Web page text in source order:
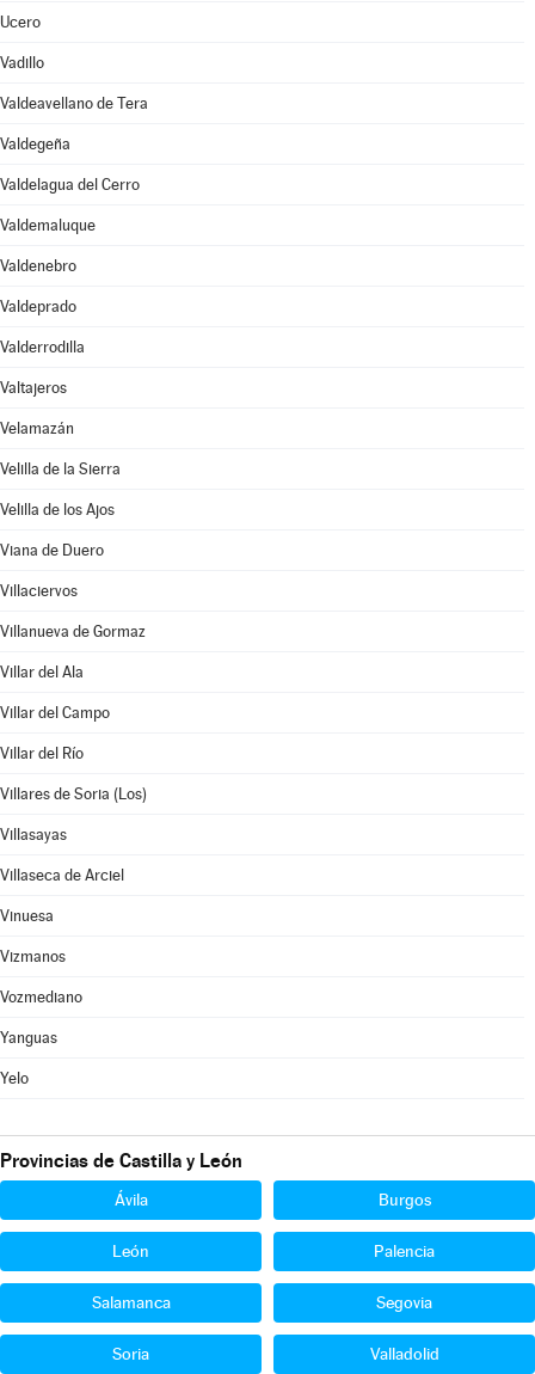
Ucero
Vadillo
Valdeavellano de Tera
Valdegeña
Valdelagua del Cerro
Valdemaluque
Valdenebro
Valdeprado
Valderrodilla
Valtajeros
Velamazán
Velilla de la Sierra
Velilla de los Ajos
Viana de Duero
Villaciervos
Villanueva de Gormaz
Villar del Ala
Villar del Campo
Villar del Río
Villares de Soria (Los)
Villasayas
Villaseca de Arciel
Vinuesa
Vizmanos
Vozmediano
Yanguas
Yelo
Provincias de Castilla y León
Ávila Burgos
León Palencia
Salamanca Segovia
Soria Valladolid